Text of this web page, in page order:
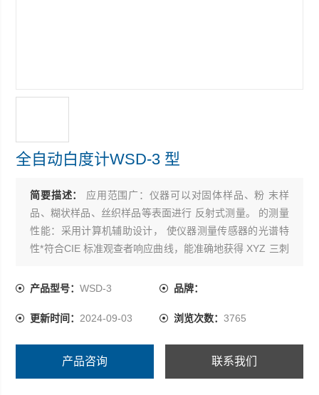
全自动白度计WSD-3 型
简要描述：
应用范围广：仪器可以对固体样品、粉 末样
品、糊状样品、丝织样品等表面进行 反射式测量。 的测量
性能：采用计算机辅助设计， 使仪器测量传感器的光谱特
性*符合CIE 标准观查者响应曲线，能准确地获得 XYZ 三刺
系统、白度值和参考色差等。 良好的稳定性和复现性：仪
统漂移误差。高自动化、多功能：仪器在操作过程中能够
的编辑功能，
产品型号：WSD-3 品牌：
更新时间： 2024-09-03 浏览次数： 3765
产品咨询 联系我们